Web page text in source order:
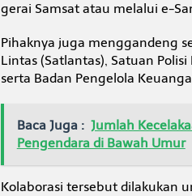
gerai Samsat atau melalui e-
Pihaknya juga menggandeng
Lintas (Satlantas), Satuan
serta Badan Pengelola
Baca Juga : Jumlah
Pengendara di Bawah Umur
Kolaborasi tersebut dilakukan